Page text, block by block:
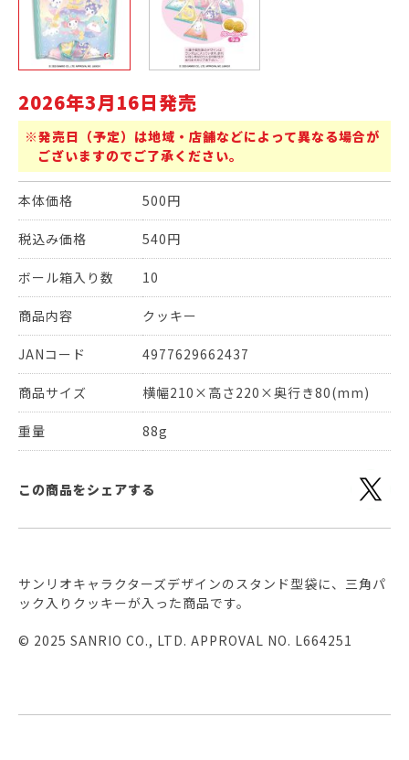
2026年3月16日発売
※発売日（予定）は地域・店舗などによって異なる場合が
ございますのでご了承ください。
本体価格 500円
税込み価格 540円
ボール箱入り数 10
商品内容 クッキー
JANコード 4977629662437
商品サイズ 横幅210×高さ220×奥行き80(mm)
重量 88g
この商品をシェアする
サンリオキャラクターズデザインのスタンド型袋に、三角パ
ック入りクッキーが入った商品です。
© 2025 SANRIO CO., LTD. APPROVAL NO. L664251